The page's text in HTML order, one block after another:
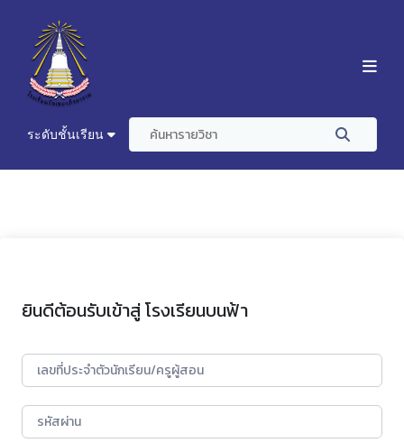
ระดับชั้นเรียน
ยินดีต้อนรับเข้าสู่ โรงเรียนบนฟ้า